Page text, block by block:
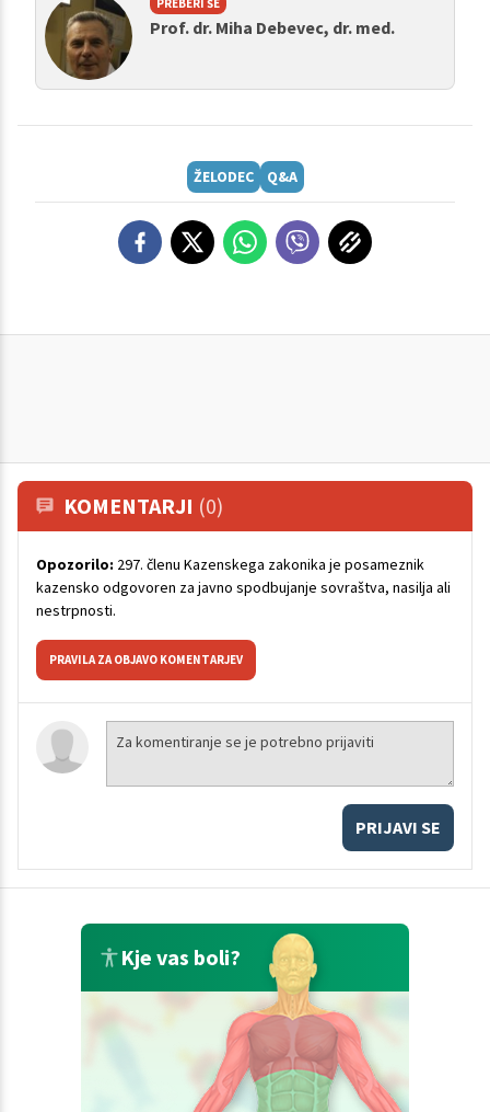
PREBERI ŠE
Prof. dr. Miha Debevec, dr. med.
ŽELODEC Q&A
KOMENTARJI (0)
Opozorilo: 297. členu Kazenskega zakonika je posameznik
kazensko odgovoren za javno spodbujanje sovraštva, nasilja ali
nestrpnosti.
PRAVILA ZA OBJAVO KOMENTARJEV
PRIJAVI SE
Kje vas boli?